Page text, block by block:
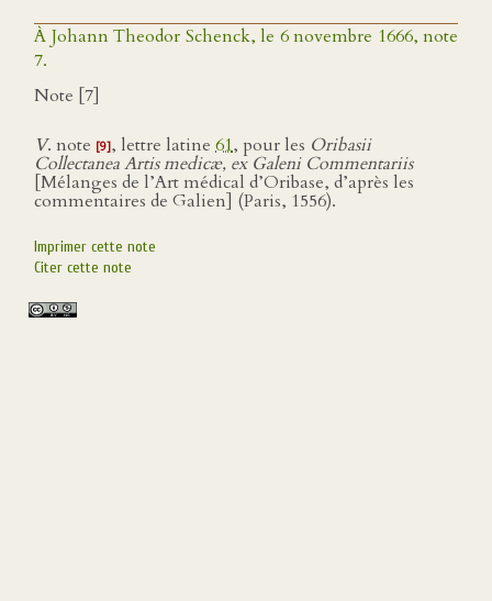
À Johann Theodor Schenck, le 6 novembre 1666, note
7.
Note [7]
V. note [9], lettre latine 61, pour les Oribasii
Collectanea Artis medicæ, ex Galeni Commentariis
[Mélanges de l’Art médical d’Oribase, d’après les
commentaires de Galien] (Paris, 1556).
Imprimer cette note
Citer cette note